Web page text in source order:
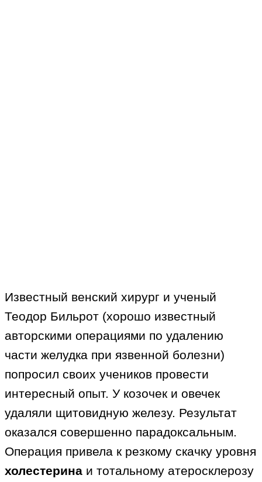
Известный венский хирург и ученый
Теодор Бильрот (хорошо известный
авторскими операциями по удалению
части желудка при язвенной болезни)
попросил своих учеников провести
интересный опыт. У козочек и овечек
удаляли щитовидную железу. Результат
оказался совершенно парадоксальным.
Операция привела к резкому скачку уровня
холестерина и тотальному атеросклерозу